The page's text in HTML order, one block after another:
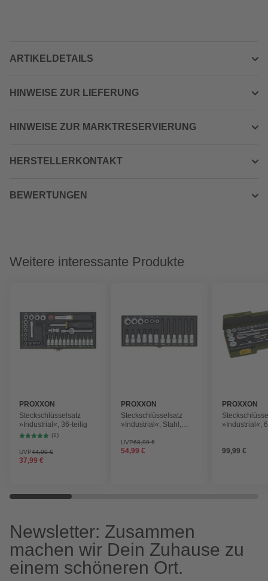
ARTIKELDETAILS
HINWEISE ZUR LIEFERUNG
HINWEISE ZUR MARKTRESERVIERUNG
HERSTELLERKONTAKT
BEWERTUNGEN
Weitere interessante Produkte
PROXXON
Steckschlüsselsatz
»Industrial«, 36-teilig
(1)
UVP44,99 €
37,99 €
PROXXON
Steckschlüsselsatz
»Industrial«, Stahl,
21 mm
UVP68,99 €
54,99 €
PROXXON
»Industrial«,
99,99 €
Newsletter: Zusammen
machen wir Dein Zuhause zu
einem schöneren Ort.